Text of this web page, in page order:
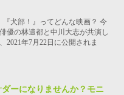
『犬部！』ってどんな映画？ 今
優の林遣都と中川大志が共演し
2021年7月22日に公開されま
ーになりませんか？モニ